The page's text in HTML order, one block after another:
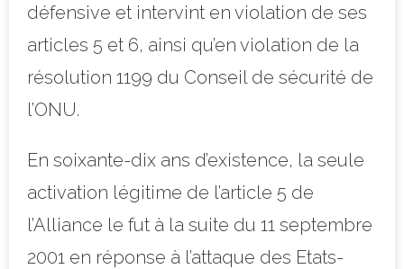
défensive et intervint en violation de ses
articles 5 et 6, ainsi qu’en violation de la
résolution 1199 du Conseil de sécurité de
l’ONU.
En soixante-dix ans d’existence, la seule
activation légitime de l’article 5 de
l’Alliance le fut à la suite du 11 septembre
2001 en réponse à l’attaque des Etats-